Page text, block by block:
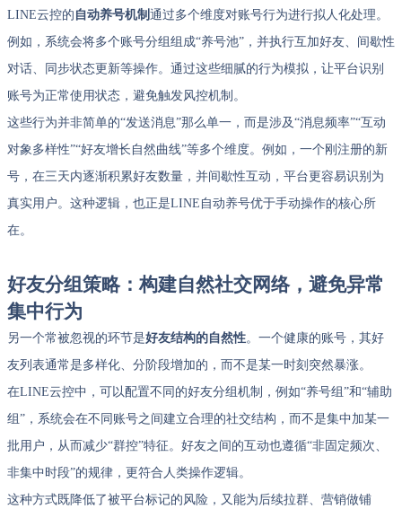
LINE云控的 自动养号机制 通过多个维度对账号行为进行拟人化处理。
例如，系统会将多个账号分组组成“养号池”，并执行互加好友、间歇性
对话、同步状态更新等操作。通过这些细腻的行为模拟，让平台识别
账号为正常使用状态，避免触发风控机制。
这些行为并非简单的“发送消息”那么单一，而是涉及“消息频率”“互动
对象多样性”“好友增长自然曲线”等多个维度。例如，一个刚注册的新
号，在三天内逐渐积累好友数量，并间歇性互动，平台更容易识别为
真实用户。这种逻辑，也正是LINE自动养号优于手动操作的核心所
在。
好友分组策略：构建自然社交网络，避免异常
集中行为
另一个常被忽视的环节是好友结构的自然性。一个健康的账号，其好
友列表通常是多样化、分阶段增加的，而不是某一时刻突然暴涨。
在LINE云控中，可以配置不同的好友分组机制，例如“养号组”和“辅助
组”，系统会在不同账号之间建立合理的社交结构，而不是集中加某一
批用户，从而减少“群控”特征。好友之间的互动也遵循“非固定频次、
非集中时段”的规律，更符合人类操作逻辑。
这种方式既降低了被平台标记的风险，又能为后续拉群、营销做铺